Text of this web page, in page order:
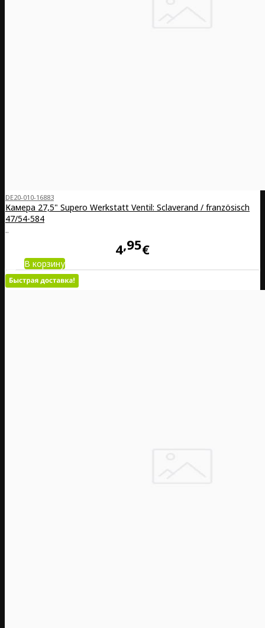
DE20-010-16883
Камера 27,5" Supero Werkstatt Ventil: Sclaverand / französisch
47/54-584
..
4 95€
В корзину